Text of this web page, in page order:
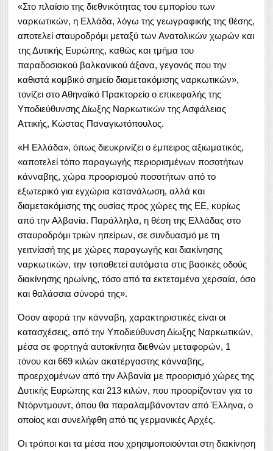
«Στο πλαίσιο της διεθνικότητας του εμπορίου των
ναρκωτικών, η Ελλάδα, λόγω της γεωγραφικής της θέσης,
αποτελεί σταυροδρόμι μεταξύ των Ανατολικών χωρών και
της Δυτικής Ευρώπης, καθώς και τμήμα του
παραδοσιακού βαλκανικού άξονα, γεγονός που την
καθιστά κομβικό σημείο διαμετακόμισης ναρκωτικών»,
τονίζει στο Αθηναϊκό Πρακτορείο ο επικεφαλής της
Υποδιεύθυνσης Δίωξης Ναρκωτικών της Ασφάλειας
Αττικής, Κώστας Παναγιωτόπουλος.
«Η Ελλάδα», όπως διευκρινίζει ο έμπειρος αξιωματικός,
«αποτελεί τόπο παραγωγής περιορισμένων ποσοτήτων
κάνναβης, χώρα προορισμού ποσοτήτων από το
εξωτερικό για εγχώρια κατανάλωση, αλλά και
διαμετακόμισης της ουσίας προς χώρες της ΕΕ, κυρίως
από την Αλβανία. Παράλληλα, η θέση της Ελλάδας στο
σταυροδρόμι τριών ηπείρων, σε συνδυασμό με τη
γειτνίασή της με χώρες παραγωγής και διακίνησης
ναρκωτικών, την τοποθετεί αυτόματα στις βασικές οδούς
διακίνησης ηρωίνης, τόσο από τα εκτεταμένα χερσαία, όσο
και θαλάσσια σύνορά της».
Όσον αφορά την κάνναβη, χαρακτηριστικές είναι οι
κατασχέσεις, από την Υποδιεύθυνση Δίωξης Ναρκωτικών,
μέσα σε φορτηγά αυτοκίνητα διεθνών μεταφορών, 1
τόνου και 669 κιλών ακατέργαστης κάνναβης,
προερχομένων από την Αλβανία με προορισμό χώρες της
Δυτικής Ευρώπης και 213 κιλών, που προορίζονταν για το
Ντόρντμουντ, όπου θα παραλαμβάνονταν από Έλληνα, ο
οποίος και συνελήφθη από τις γερμανικές Αρχές.
Οι τρόποι και τα μέσα που χρησιμοποιούνται στη διακίνηση